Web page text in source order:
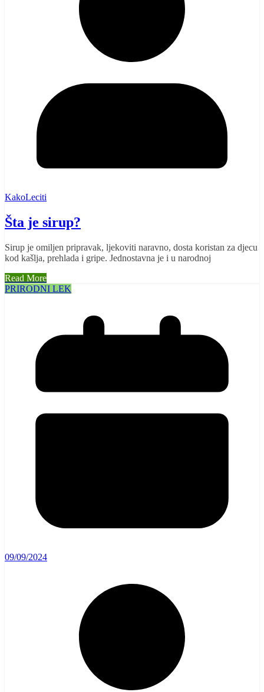
KakoLeciti
Šta je sirup?
Sirup je omiljen pripravak, ljekoviti naravno, dosta koristan za djecu
kod kašlja, prehlada i gripe. Jednostavna je i u narodnoj
Read More
PRIRODNI LEK
09/09/2024